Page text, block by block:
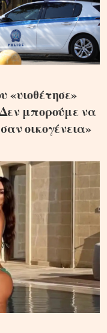
«υιοθέτησε»
μπορούμε να
οικογένεια»